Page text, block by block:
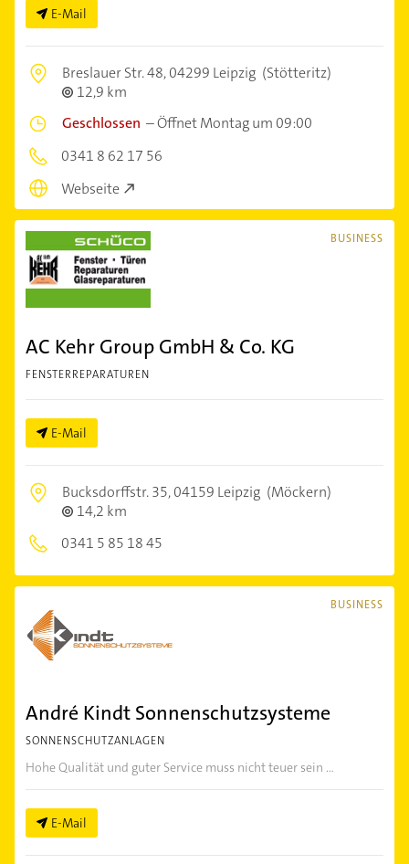
E-Mail
Breslauer Str. 48,04299 Leipzig (Stötteritz)
12,9 km
Geschlossen –Öffnet Montag um 09:00
0341 8 62 17 56
Webseite
BUSINESS
AC Kehr Group GmbH & Co. KG
FENSTERREPARATUREN
E-Mail
Bucksdorffstr. 35,04159 Leipzig (Möckern)
14,2 km
0341 5 85 18 45
BUSINESS
André Kindt Sonnenschutzsysteme
SONNENSCHUTZANLAGEN
Hohe Qualität und guter Service muss nicht teuer sein ...
E-Mail